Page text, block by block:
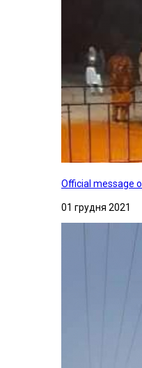
Official message
01 грудня 2021